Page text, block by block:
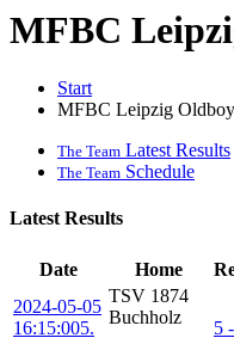
MFBC
Start
MFBC Leipzig
The Team Latest Results
The Team Schedule
Latest Results
Date Home
2024-05-05
16:15:005.
TSV 1874
Buchholz
5